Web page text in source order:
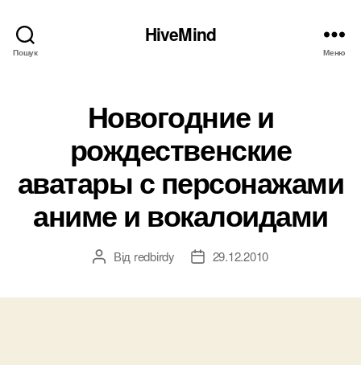
Пошук
HiveMind
Меню
Новогодние и
рождественские
аватары с персонажами
аниме и вокалоидами
Автор
Від redbirdy
Дата29.12.2010